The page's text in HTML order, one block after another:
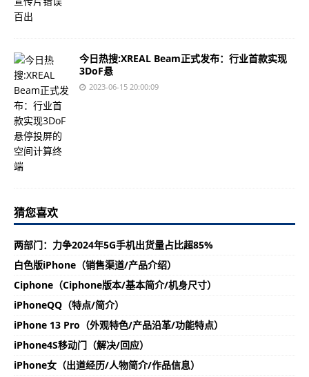
今日热搜:XREAL Beam正式发布：行业首款实现
3DoF悬
2023-06-15 20:00:09
猜您喜欢
两部门：力争2024年5G手机出货量占比超85%
白色版iPhone（销售渠道/产品介绍）
Ciphone（Ciphone版本/基本简介/机身尺寸）
iPhoneQQ（特点/简介）
iPhone 13 Pro（外观特色/产品沿革/功能特点）
iPhone4S移动门（解决/回应）
iPhone女（出道经历/人物简介/作品信息）